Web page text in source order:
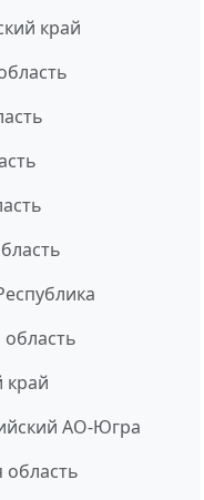
край
край
АО-Югра
область